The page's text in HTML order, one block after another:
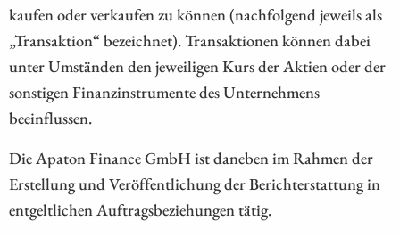
kaufen oder verkaufen zu können (nachfolgend jeweils als
„Transaktion“ bezeichnet). Transaktionen können dabei
unter Umständen den jeweiligen Kurs der Aktien oder der
sonstigen Finanzinstrumente des Unternehmens
beeinflussen.
Die Apaton Finance GmbH ist daneben im Rahmen der
Erstellung und Veröffentlichung der Berichterstattung in
entgeltlichen Auftragsbeziehungen tätig.